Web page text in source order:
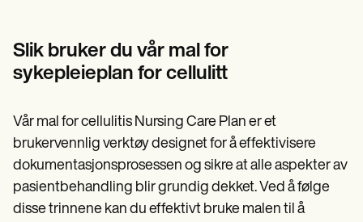
Slik bruker du vår mal for
sykepleieplan for cellulitt
Vår mal for cellulitis Nursing Care Plan er et
brukervennlig verktøy designet for å effektivisere
dokumentasjonsprosessen og sikre at alle aspekter av
pasientbehandling blir grundig dekket. Ved å følge
disse trinnene kan du effektivt bruke malen til å